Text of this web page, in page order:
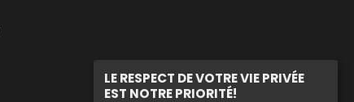
LE RESPECT DE VOTRE VIE PRIVÉE
EST NOTRE PRIORITÉ!